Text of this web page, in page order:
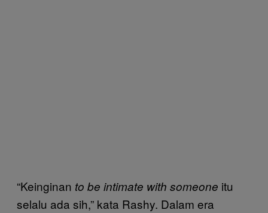
“Keinginan to be intimate with someone itu
selalu ada sih,” kata Rashy. Dalam era